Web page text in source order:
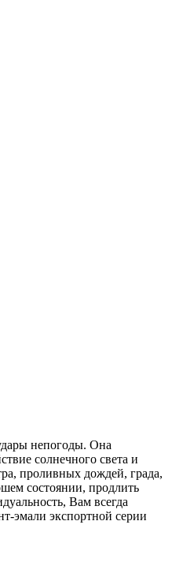
непогоды. Она
солнечного света и
проливных дождей, града,
состоянии, продлить
Вам всегда
эмали экспортной серии